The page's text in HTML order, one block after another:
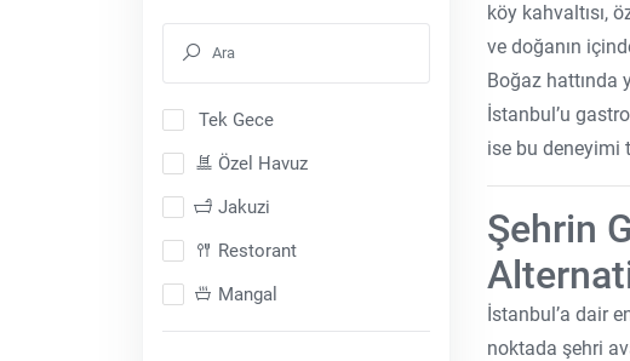
Tam Pansiyon Plus
Tek Gece
Özel Havuz
Jakuzi
Restorant
Mangal
Dağ Konsepti
köy kahvaltısı,
ve doğanın
Boğaz hattında
İstanbul’u
ise bu deneyimi
Şehrin
İstanbul’a dair
noktada şehri